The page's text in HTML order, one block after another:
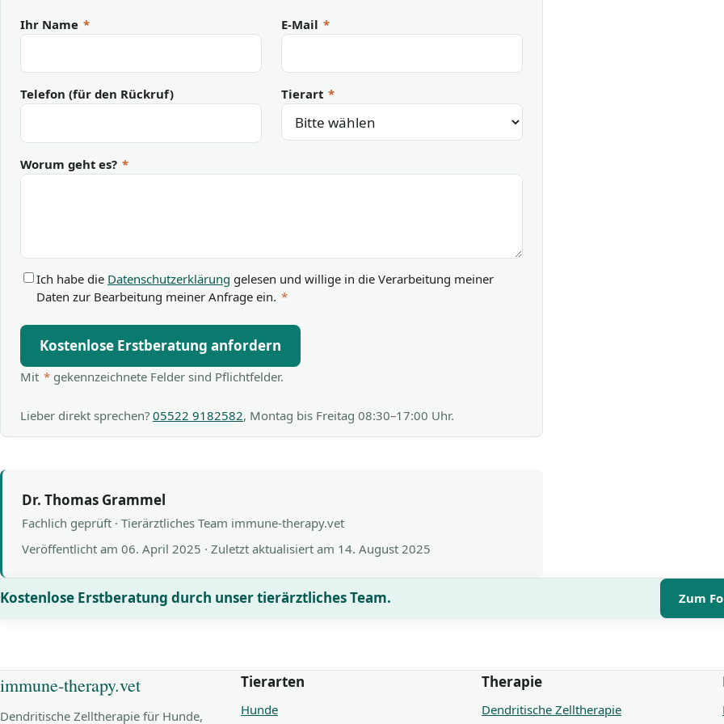
Ihr Name * E-Mail *
Telefon (für den Rückruf) Tierart *
Worum geht es? *
Ich habe die Datenschutzerklärung gelesen und willige in die Verarbeitung meiner
Daten zur Bearbeitung meiner Anfrage ein. *
Kostenlose Erstberatung anfordern
Mit * gekennzeichnete Felder sind Pflichtfelder.
Lieber direkt sprechen? 05522 9182582, Montag bis Freitag 08:30–17:00 Uhr.
Dr. Thomas Grammel
Fachlich geprüft · Tierärztliches Team immune-therapy.vet
Veröffentlicht am 06. April 2025 · Zuletzt aktualisiert am 14. August 2025
Kostenlose Erstberatung durch unser tierärztliches Team. Zum
immune-therapy.vet
Dendritische Zelltherapie für Hunde,
Tierarten
Hunde
Therapie
Dendritische Zelltherapie